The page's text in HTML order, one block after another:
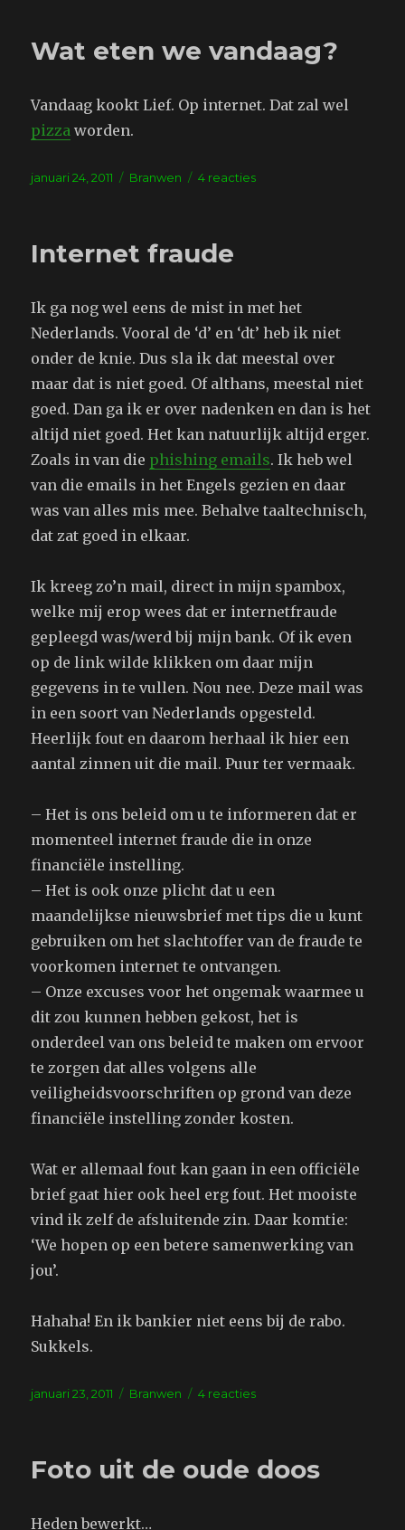
Wat eten we vandaag?
Vandaag kookt Lief. Op internet. Dat zal wel
pizza worden.
Geplaatst
januari 24, 2011 Tags
Branwen 4 reactiesop
Internet fraude
Ik ga nog wel eens de mist in met het
Nederlands. Vooral de ‘d’ en ‘dt’ heb ik niet
onder de knie. Dus sla ik dat meestal over
maar dat is niet goed. Of althans, meestal niet
goed. Dan ga ik er over nadenken en dan is het
altijd niet goed. Het kan natuurlijk altijd erger.
Zoals in van die phishing emails. Ik heb wel
van die emails in het Engels gezien en daar
was van alles mis mee. Behalve taaltechnisch,
dat zat goed in elkaar.
Ik kreeg zo’n mail, direct in mijn spambox,
welke mij erop wees dat er internetfraude
gepleegd was/werd bij mijn bank. Of ik even
op de link wilde klikken om daar mijn
gegevens in te vullen. Nou nee. Deze mail was
in een soort van Nederlands opgesteld.
Heerlijk fout en daarom herhaal ik hier een
aantal zinnen uit die mail. Puur ter vermaak.
– Het is ons beleid om u te informeren dat er
momenteel internet fraude die in onze
financiële instelling.
– Het is ook onze plicht dat u een
maandelijkse nieuwsbrief met tips die u kunt
gebruiken om het slachtoffer van de fraude te
voorkomen internet te ontvangen.
– Onze excuses voor het ongemak waarmee u
dit zou kunnen hebben gekost, het is
onderdeel van ons beleid te maken om ervoor
te zorgen dat alles volgens alle
veiligheidsvoorschriften op grond van deze
financiële instelling zonder kosten.
Wat er allemaal fout kan gaan in een officiële
brief gaat hier ook heel erg fout. Het mooiste
vind ik zelf de afsluitende zin. Daar komtie:
‘We hopen op een betere samenwerking van
jou’.
Hahaha! En ik bankier niet eens bij de rabo.
Sukkels.
Geplaatst
januari 23, 2011 Tags
Branwen 4 reactiesop
Foto uit de oude doos
Heden bewerkt…